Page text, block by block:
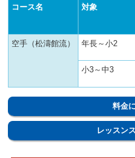
コース名
対象
空手（松濤館流）
年長～小2
小3～中3
料金
レッスン